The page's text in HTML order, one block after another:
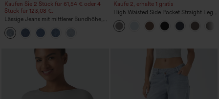
Kaufen Sie 2 Stück für 61,54 € oder 4
Stück für 123,08 €.
Lässige Jeans mit mittlerer Bundhöhe,
Kordelzug und Taschen
Kaufe 2, erhalte 1 gratis
High Waisted Side Pocket Straight Leg
Work Pants